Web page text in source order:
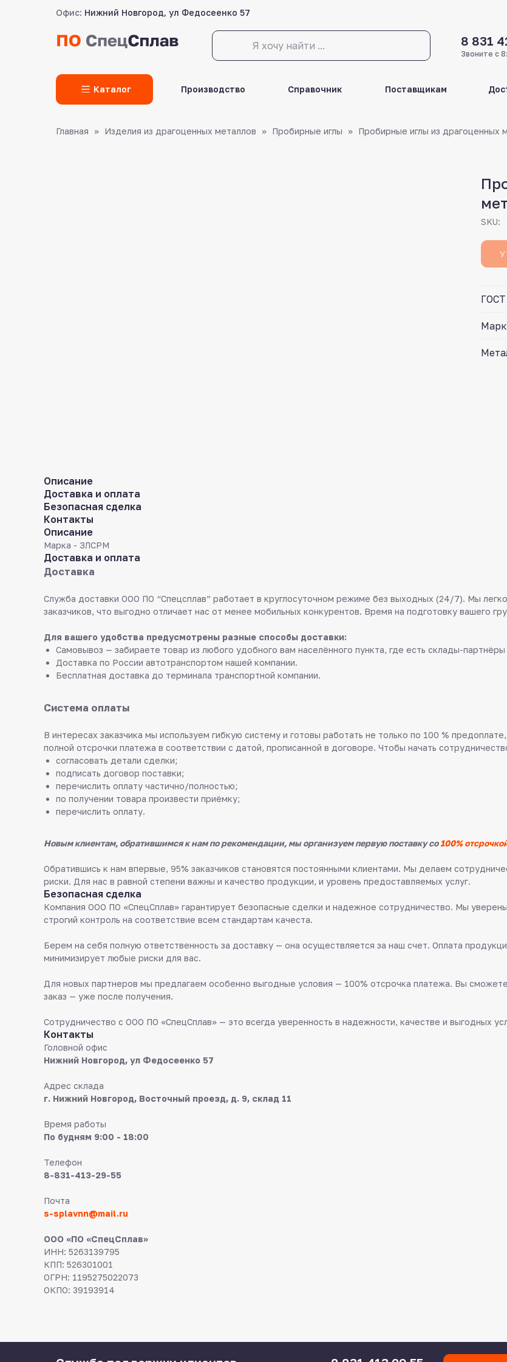
Офис: Нижний Новгород, ул Федосеенко 57
Звоните с
LET'S GO! Производство Справочник Поставщикам
8 831
Каталог
Главная Изделия из драгоценных металлов Пробирные иглы Пробирные иглы из драгоценных
SKU:
ГОСТ
Описание
Доставка и оплата
Безопасная сделка
Контакты
Описание
Марка - ЗЛСРМ
Доставка и оплата
Доставка
Служба доставки ООО ПО “Спецсплав” работает в круглосуточном режиме без выходных (24/7). Мы
заказчиков, что выгодно отличает нас от менее мобильных конкурентов. Время на подготовку вашего
Для вашего удобства предусмотрены разные способы доставки:
Самовывоз — забираете товар из любого удобного вам населённого пункта, где есть склады-
Доставка по России автотранспортом нашей компании.
Бесплатная доставка до терминала транспортной компании.
Система оплаты
В интересах заказчика мы используем гибкую систему и готовы работать не только по 100 %
полной отсрочки платежа в соответствии с датой, прописанной в договоре. Чтобы начать
согласовать детали сделки;
подписать договор поставки;
перечислить оплату частично/полностью;
по получении товара произвести приёмку;
перечислить оплату.
Новым клиентам, обратившимся к нам по рекомендации, мы организуем первую поставку со100%
Обратившись к нам впервые, 95% заказчиков становятся постоянными клиентами. Мы делаем
риски. Для нас в равной степени важны и качество продукции, и уровень предоставляемых услуг.
Безопасная сделка
Компания ООО ПО «СпецСплав» гарантирует безопасные сделки и надежное сотрудничество. Мы
строгий контроль на соответствие всем стандартам качеста.
Берем на себя полную ответственность за доставку — она осуществляется за наш счет. Оплата
минимизирует любые риски для вас.
Для новых партнеров мы предлагаем особенно выгодные условия — 100% отсрочка платежа. Вы сможете
заказ — уже после получения.
Сотрудничество с ООО ПО «СпецСплав» — это всегда уверенность в надежности, качестве и выгодных
Контакты
Головной офис
Нижний Новгород, ул Федосеенко 57
Адрес склада
г. Нижний Новгород, Восточный проезд, д. 9, склад 11
Время работы
По будням 9:00 - 18:00
Телефон
8-831-413-29-55
Почта
s-splavnn@mail.ru
ООО «ПО «СпецСплав»
ИНН: 5263139795
КПП: 526301001
ОГРН: 1195275022073
ОКПО: 39193914